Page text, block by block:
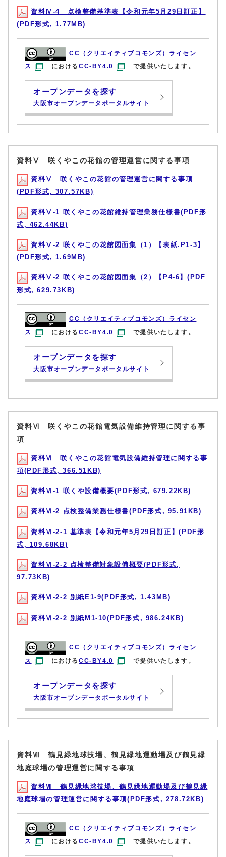
資料Ⅳ-4 点検整備基準表【令和元年5月29日訂正】
(PDF形式, 1.77MB)
CC（クリエイティブコモンズ）ライセン
ス
におけるCC-BY4.0 で提供いたします。
オープンデータを探す
大阪市オープンデータポータルサイト
資料Ⅴ 咲くやこの花館の管理運営に関する事項
資料Ⅴ 咲くやこの花館の管理運営に関する事項
(PDF形式, 307.57KB)
資料Ⅴ-1 咲くやこの花館維持管理業務仕様書(PDF形
式, 462.44KB)
資料Ⅴ-2 咲くやこの花館図面集（1）【表紙.P1-3】
(PDF形式, 1.69MB)
資料Ⅴ-2 咲くやこの花館図面集（2）【P4-6】(PDF
形式, 629.73KB)
CC（クリエイティブコモンズ）ライセン
ス
におけるCC-BY4.0 で提供いたします。
オープンデータを探す
大阪市オープンデータポータルサイト
資料Ⅵ 咲くやこの花館電気設備維持管理に関する事
項
資料Ⅵ 咲くやこの花館電気設備維持管理に関する事
項(PDF形式, 366.51KB)
資料Ⅵ-1 咲くや設備概要(PDF形式, 679.22KB)
資料Ⅵ-2 点検整備業務仕様書(PDF形式, 95.91KB)
資料Ⅵ-2-1 基準表【令和元年5月29日訂正】(PDF形
式, 109.68KB)
資料Ⅵ-2-2 点検整備対象設備概要(PDF形式,
97.73KB)
資料Ⅵ-2-2 別紙E1-9(PDF形式, 1.43MB)
資料Ⅵ-2-2 別紙M1-10(PDF形式, 986.24KB)
CC（クリエイティブコモンズ）ライセン
ス
におけるCC-BY4.0 で提供いたします。
オープンデータを探す
大阪市オープンデータポータルサイト
資料Ⅶ 鶴見緑地球技場、鶴見緑地運動場及び鶴見緑
地庭球場の管理運営に関する事項
資料Ⅶ 鶴見緑地球技場、鶴見緑地運動場及び鶴見緑
地庭球場の管理運営に関する事項(PDF形式, 278.72KB)
CC（クリエイティブコモンズ）ライセン
ス
におけるCC-BY4.0 で提供いたします。